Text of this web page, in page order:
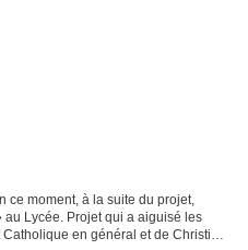
ce moment, à la suite du projet,
au Lycée. Projet qui a aiguisé les
en général et de Christine